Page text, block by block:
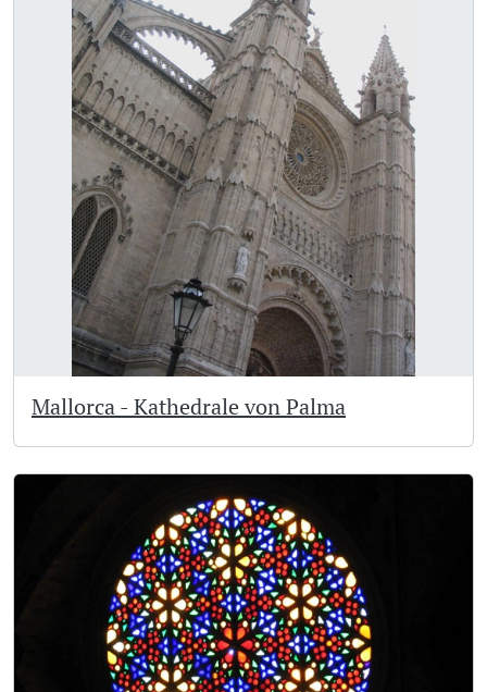
Mallorca - Kathedrale von Palma